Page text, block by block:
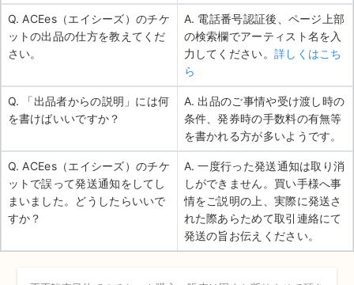
Q. ACEes（エイシーズ）のチケ
ットの出品の仕方を教えてくだ
さい。
A. 電話番号認証後、ページ上部
の検索欄でアーティスト名を入
力してください。 詳しくはこち
ら
Q. 「出品者からの説明」には何
を書けばいいですか？
A. 出品のご事情や受け渡し時の
条件、発券時の手数料の有無等
を書かれる方が多いようです。
Q. ACEes（エイシーズ）のチケ
ットで誤って発送通知をしてし
まいました。どうしたらいいで
すか？
A. 一度行った発送通知は取り消
しができません。買い手様へ事
情をご説明の上、実際に発送さ
れた際あらためて取引連絡にて
発送の旨お伝えください。